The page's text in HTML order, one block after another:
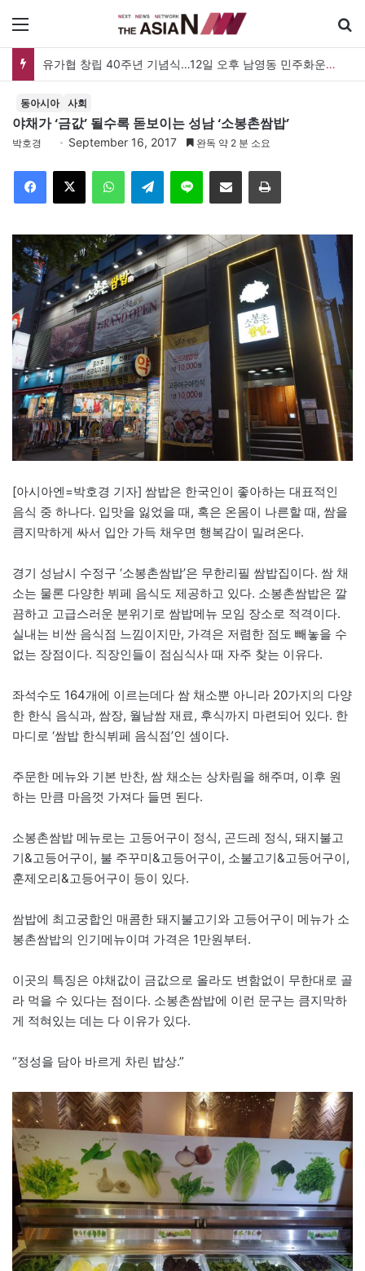
유가협 창립 40주년 기념식…12일 오후 남영동 민주화운동기념관
동아시아 사회
야채가 ‘금값’ 될수록 돋보이는 성남 ‘소봉촌쌈밥’
박호경 September 16, 2017 완독 약 2 분 소요
Telegram 이메일
[아시아엔=박호경 기자] 쌈밥은 한국인이 좋아하는 대표적인
음식 중 하나다. 입맛을 잃었을 때, 혹은 온몸이 나른할 때, 쌈을
큼지막하게 싸서 입안 가득 채우면 행복감이 밀려온다.
경기 성남시 수정구 ‘소봉촌쌈밥’은 무한리필 쌈밥집이다. 쌈 채
소는 물론 다양한 뷔페 음식도 제공하고 있다. 소봉촌쌈밥은 깔
끔하고 고급스러운 분위기로 쌈밥메뉴 모임 장소로 적격이다.
실내는 비싼 음식점 느낌이지만, 가격은 저렴한 점도 빼놓을 수
없는 장점이다. 직장인들이 점심식사 때 자주 찾는 이유다.
좌석수도 164개에 이르는데다 쌈 채소뿐 아니라 20가지의 다양
한 한식 음식과, 쌈장, 월남쌈 재료, 후식까지 마련되어 있다. 한
마디로 ‘쌈밥 한식뷔페 음식점’인 셈이다.
주문한 메뉴와 기본 반찬, 쌈 채소는 상차림을 해주며, 이후 원
하는 만큼 마음껏 가져다 들면 된다.
소봉촌쌈밥 메뉴로는 고등어구이 정식, 곤드레 정식, 돼지불고
기&고등어구이, 불 주꾸미&고등어구이, 소불고기&고등어구이,
훈제오리&고등어구이 등이 있다.
쌈밥에 최고궁합인 매콤한 돼지불고기와 고등어구이 메뉴가 소
봉촌쌈밥의 인기메뉴이며 가격은 1만원부터.
이곳의 특징은 야채값이 금값으로 올라도 변함없이 무한대로 골
라 먹을 수 있다는 점이다. 소봉촌쌈밥에 이런 문구는 큼지막하
게 적혀있는 데는 다 이유가 있다.
“정성을 담아 바르게 차린 밥상.”